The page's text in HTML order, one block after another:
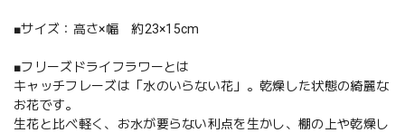
■サイズ：高さ×幅 約23×15cm
■フリーズドライフラワーとは
キャッチフレーズは「水のいらない花」。乾燥した状態の綺麗な
お花です。
生花と比べ軽く、お水が要らない利点を生かし、棚の上や乾燥し